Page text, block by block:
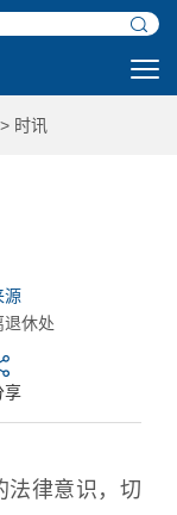
时讯
源
退休处
享
法律意识，切